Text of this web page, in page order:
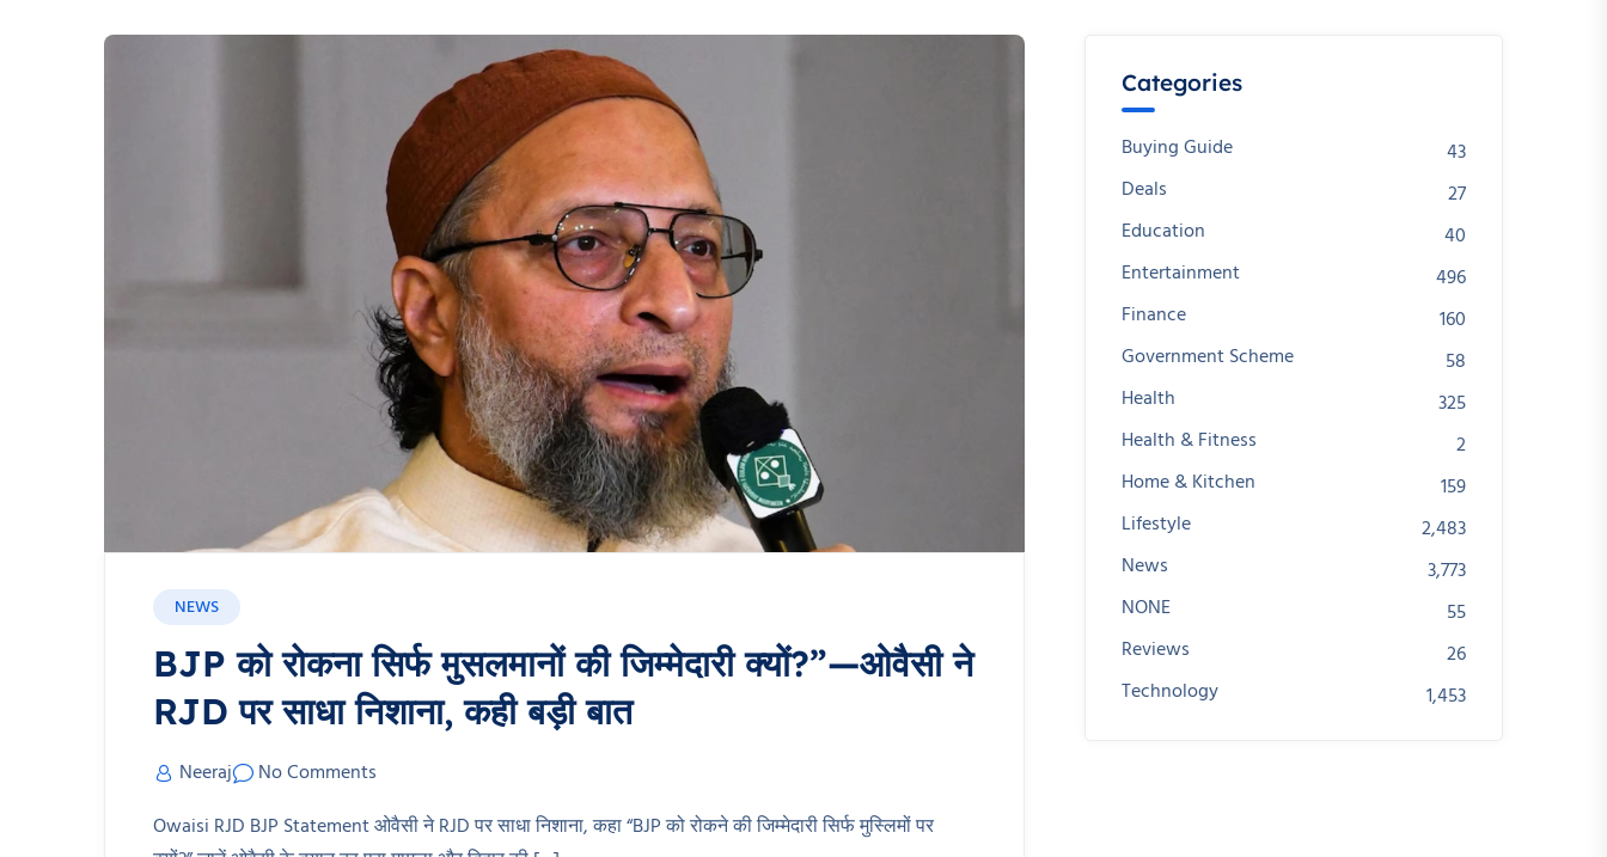
NEWS
BJP को रोकना सिर्फ मुसलमानों की जिम्मेदारी क्यों?”—ओवैसी ने
RJD पर साधा निशाना, कही बड़ी बात
Neeraj
No Comments
Owaisi RJD BJP Statement ओवैसी ने RJD पर साधा निशाना, कहा “BJP को रोकने की जिम्मेदारी सिर्फ मुस्लिमों पर
Categories
Buying Guide
43
Deals
27
Education
40
Entertainment
496
Finance
160
Government Scheme
58
Health
325
Health & Fitness
2
Home & Kitchen
159
Lifestyle
2,483
News
3,773
NONE
55
Reviews
26
Technology
1,453